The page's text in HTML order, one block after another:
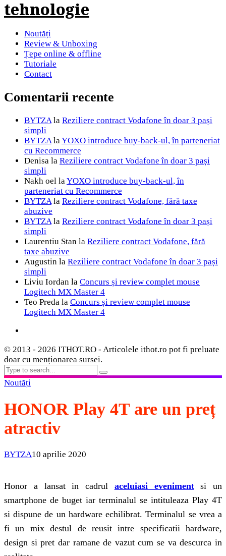
Noutăți
Review & Unboxing
Țepe online & offline
Tutoriale
Contact
Comentarii recente
BYTZAla Reziliere contract Vodafone în doar 3 pași
simpli
BYTZAlaYOXO introduce buy-back-ul, în parteneriat
cu Recommerce
Denisa la Reziliere contract Vodafone în doar 3 pași
simpli
Nakh oel laYOXO introduce buy-back-ul, în
parteneriat cu Recommerce
BYTZAla Reziliere contract Vodafone, fără taxe
abuzive
BYTZAla Reziliere contract Vodafone în doar 3 pași
simpli
Laurentiu Stan la Reziliere contract Vodafone, fără
taxe abuzive
Augustin la Reziliere contract Vodafone în doar 3 pași
simpli
Liviu Iordan la Concurs și review complet mouse
Logitech MX Master 4
Teo Preda la Concurs și review complet mouse
Logitech MX Master 4
© 2013 - 2026 ITHOT.RO - Articolele ithot.ro pot fi preluate
doar cu menționarea sursei.
Noutăți
HONOR Play 4T are un preț
atractiv
BYTZA10 aprilie 2020
Honor a lansat in cadrul aceluiasi evenimentsi un
smartphone de buget iar terminalul se intituleaza Play 4T
si dispune de un hardware echilibrat. Terminalul se vrea a
fi un mix destul de reusit intre specificatii hardware,
design si pret dar ramane de vazut cum se va descurca in